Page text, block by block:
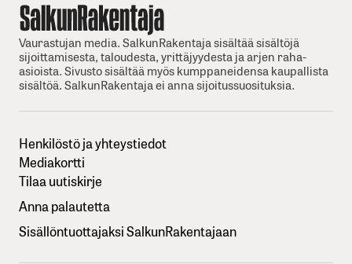
Vaurastujan media. SalkunRakentaja sisältää sisältöjä
sijoittamisesta, taloudesta, yrittäjyydesta ja arjen raha-
asioista. Sivusto sisältää myös kumppaneidensa kaupallista
sisältöä. SalkunRakentaja ei anna sijoitussuosituksia.
Henkilöstö ja yhteystiedot
Mediakortti
Tilaa uutiskirje
Anna palautetta
Sisällöntuottajaksi SalkunRakentajaan